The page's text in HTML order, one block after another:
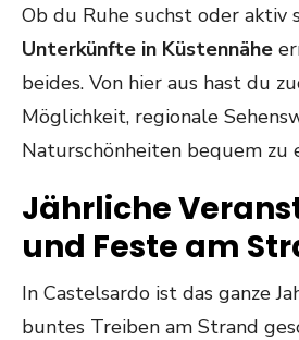
Ob du Ruhe suchst oder aktiv
Unterkünfte in Küstennähe
beides. Von hier aus hast du
Möglichkeit, regionale
Naturschönheiten bequem zu
Jährliche
und Feste am
In Castelsardo ist das ganze
buntes Treiben am Strand